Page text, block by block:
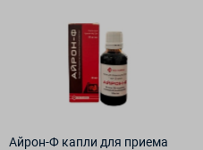
Айрон-Ф капли для приема